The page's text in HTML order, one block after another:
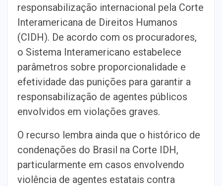
responsabilização internacional pela Corte
Interamericana de Direitos Humanos
(CIDH). De acordo com os procuradores,
o Sistema Interamericano estabelece
parâmetros sobre proporcionalidade e
efetividade das punições para garantir a
responsabilização de agentes públicos
envolvidos em violações graves.
O recurso lembra ainda que o histórico de
condenações do Brasil na Corte IDH,
particularmente em casos envolvendo
violência de agentes estatais contra